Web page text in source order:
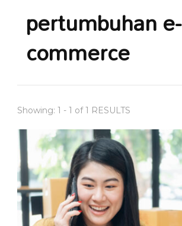
pertumbuhan e-
commerce
Showing: 1 - 1 of 1 RESULTS